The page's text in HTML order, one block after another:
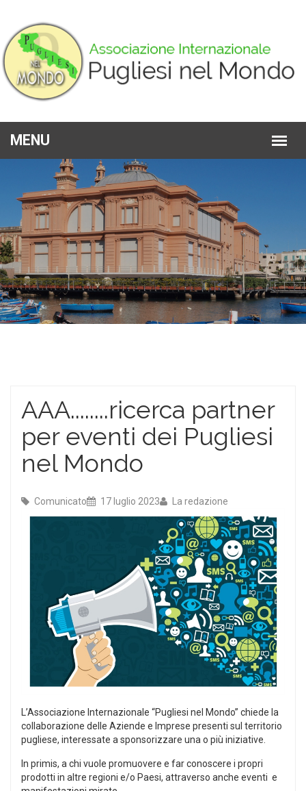
AAA........ricerca partner
per eventi dei Pugliesi
nel Mondo
Comunicato 17 luglio 2023 La redazione
L’Associazione Internazionale “Pugliesi nel Mondo” chiede la
collaborazione delle Aziende e Imprese presenti sul territorio
pugliese, interessate a sponsorizzare una o più iniziative.
In primis, a chi vuole promuovere e far conoscere i propri
prodotti in altre regioni e/o Paesi, attraverso anche eventi e